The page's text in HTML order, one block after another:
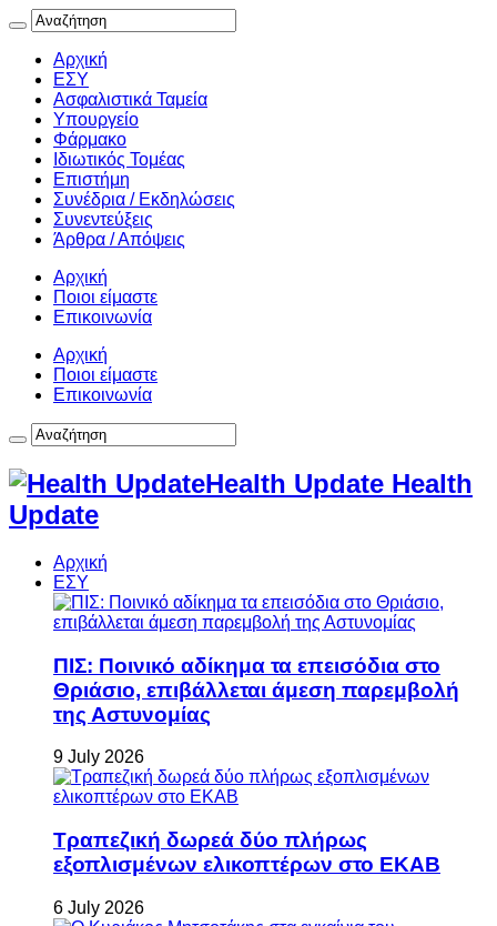
Αρχική
ΕΣΥ
Ασφαλιστικά Ταμεία
Υπουργείο
Φάρμακο
Ιδιωτικός Τομέας
Επιστήμη
Συνέδρια / Εκδηλώσεις
Συνεντεύξεις
Άρθρα / Απόψεις
Αρχική
Ποιοι είμαστε
Επικοινωνία
Αρχική
Ποιοι είμαστε
Επικοινωνία
Health Update Health
Update
Αρχική
ΕΣΥ
ΠΙΣ: Ποινικό αδίκημα τα επεισόδια στο
Θριάσιο, επιβάλλεται άμεση παρεμβολή
της Αστυνομίας
9 July 2026
Τραπεζική δωρεά δύο πλήρως
εξοπλισμένων ελικοπτέρων στο ΕΚΑΒ
6 July 2026